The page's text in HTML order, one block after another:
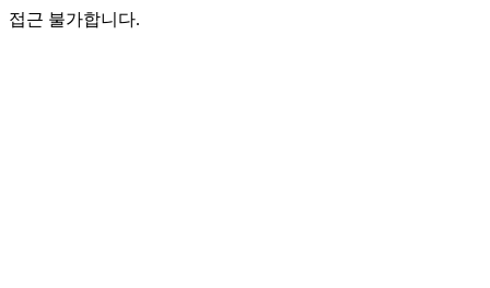
접근 불가합니다.